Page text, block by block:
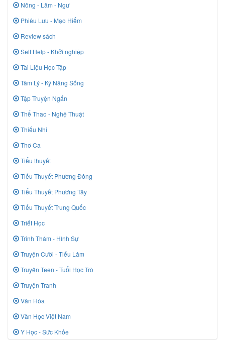
Nông - Lâm - Ngư
Phiêu Lưu - Mạo Hiểm
Review sách
Self Help - Khởi nghiệp
Tài Liệu Học Tập
Tâm Lý - Kỹ Năng Sống
Tập Truyện Ngắn
Thể Thao - Nghệ Thuật
Thiếu Nhi
Thơ Ca
Tiểu thuyết
Tiểu Thuyết Phương Đông
Tiểu Thuyết Phương Tây
Tiểu Thuyết Trung Quốc
Triết Học
Trinh Thám - Hình Sự
Truyện Cười - Tiếu Lâm
Truyên Teen - Tuổi Học Trò
Truyện Tranh
Văn Hóa
Văn Học Việt Nam
Y Học - Sức Khỏe